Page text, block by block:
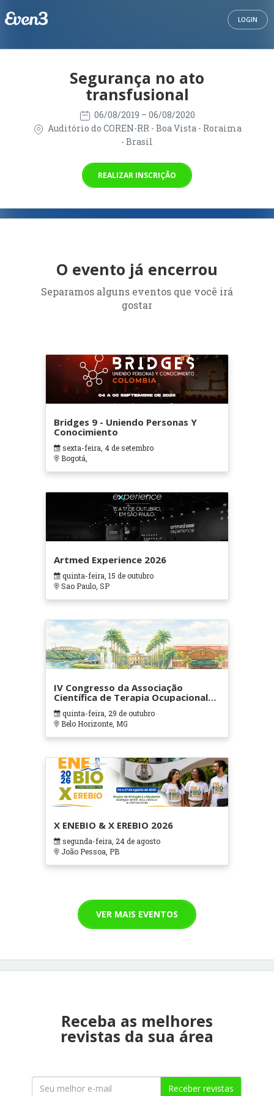
LOGIN
Segurança no ato
transfusional
06/08/2019 – 06/08/2020
Auditório do COREN-RR - Boa Vista - Roraima
- Brasil
REALIZAR INSCRIÇÃO
O evento já encerrou
Separamos alguns eventos que você irá
gostar
Bridges 9 - Uniendo Personas Y
Conocimiento
sexta-feira, 4 de setembro
Bogotá,
Artmed Experience 2026
quinta-feira, 15 de outubro
Sao Paulo, SP
IV Congresso da Associação
Científica de Terapia Ocupacional
em Contextos Hospitalares e
Cuidados Paliativos - ATOHOSP
quinta-feira, 29 de outubro
Belo Horizonte, MG
X ENEBIO & X EREBIO 2026
segunda-feira, 24 de agosto
João Pessoa, PB
VER MAIS EVENTOS
Receba as melhores
revistas da sua área
Receber revistas